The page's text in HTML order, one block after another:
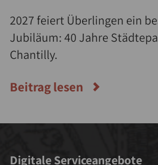
2027 feiert Überlingen ein
Jubiläum: 40 Jahre
Chantilly.
Beitrag lesen
Digitale Serviceangebote